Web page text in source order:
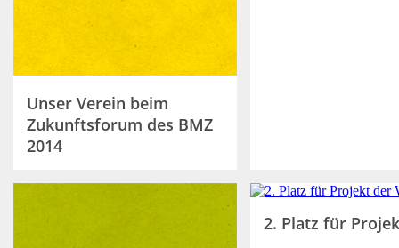
Unser Verein beim
Zukunftsforum des BMZ
2014
2. Platz für